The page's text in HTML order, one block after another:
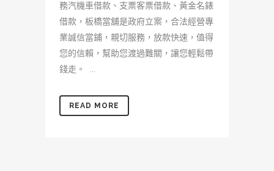
務汽機車借款、支票客票借款、黃金名錶
借款，板橋當舖是政府立案，合法經營專
業誠信當鋪，親切服務，放款快速，值得
您的信賴，幫助您渡過難關，讓您輕鬆帶
錢走。 ...
READ MORE